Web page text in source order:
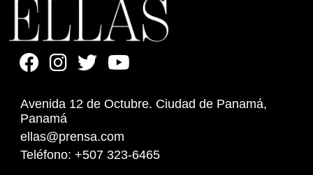
Avenida 12 de Octubre. Ciudad de Panamá,
Panamá
ellas@prensa.com
Teléfono: +507 323-6465